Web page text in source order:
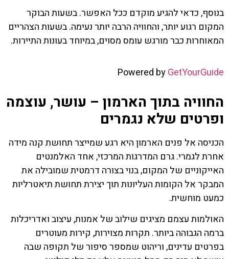
בנוסף, כדאי להגיע מוקדם ככל האפשר. בשעות הבוקר
המקום רגוע יותר, והחוויה הרבה יותר נעימה. בשעות הצהריים
המאוחרות כבר מורגש עומס מסוים, במיוחד בעונות התיירות.
Powered byGetYourGuide
החוויה בתוך הארמון – עושר, עוצמה
ופרטים שלא נגמרים
הכניסה אל פנים הארמון היא רגע שמייצר תחושת קנה מידה
אחרת לגמרי. גרם המדרגות המרכזי, אחד האלמנטים
האייקוניים של המקום, בנוי בצורה דרמטית שמובילה את
המבקר אל הקומות העליונות תוך יצירת תחושת תיאטרליות
כמעט מוחשית.
האולמות עצמם מציגים שילוב של אמנות, עיצוב ואדריכלות
ברמה הגבוהה ביותר. תקרות מצוירות, קירות מעוטרים
בפרטים עדינים, וריהוט שמספר סיפור של תקופה שבה